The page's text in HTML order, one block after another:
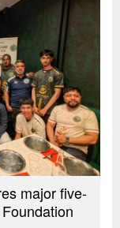
major five-